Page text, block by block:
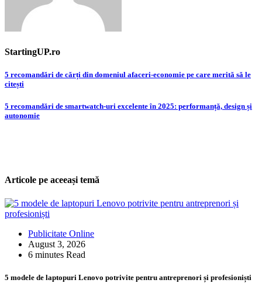
StartingUP.ro
Post
navigation
5 recomandări de cărți din domeniul afaceri-economie pe care merită să le
citești
5 recomandări de smartwatch-uri excelente în 2025: performanță, design și
autonomie
Articole pe aceeași temă
Publicitate Online
August 3, 2026
6 minutes Read
5 modele de laptopuri Lenovo potrivite pentru antreprenori și profesioniști